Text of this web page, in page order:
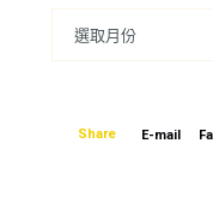
Share E-mail